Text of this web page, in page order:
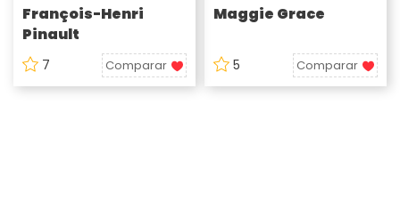
François-Henri
Pinault
7 Comparar
Maggie Grace
5 Comparar